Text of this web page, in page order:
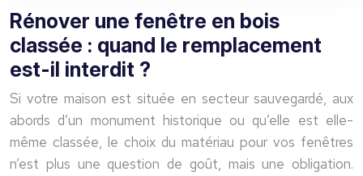
Rénover une fenêtre en bois
classée : quand le remplacement
est-il interdit ?
Si votre maison est située en secteur sauvegardé, aux
abords d’un monument historique ou qu’elle est elle-
même classée, le choix du matériau pour vos fenêtres
n’est plus une question de goût, mais une obligation.